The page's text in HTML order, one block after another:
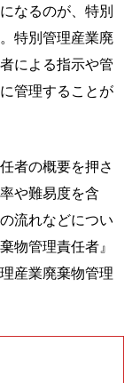
なるのが、特別
特別管理産業廃
による指示や管
管理することが
者の概要を押さ
や難易度を含
流れなどについ
物管理責任者』
産業廃棄物管理